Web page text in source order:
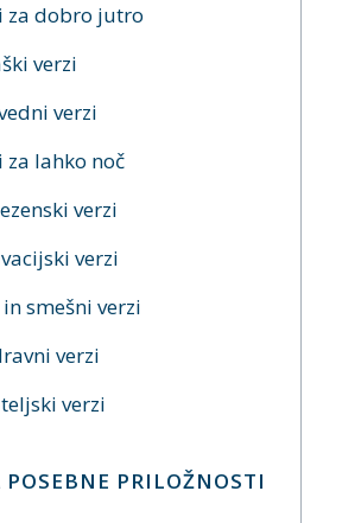
za dobro jutro
verzi
verzi
za lahko noč
verzi
verzi
smešni verzi
verzi
verzi
PRILOŽNOSTI